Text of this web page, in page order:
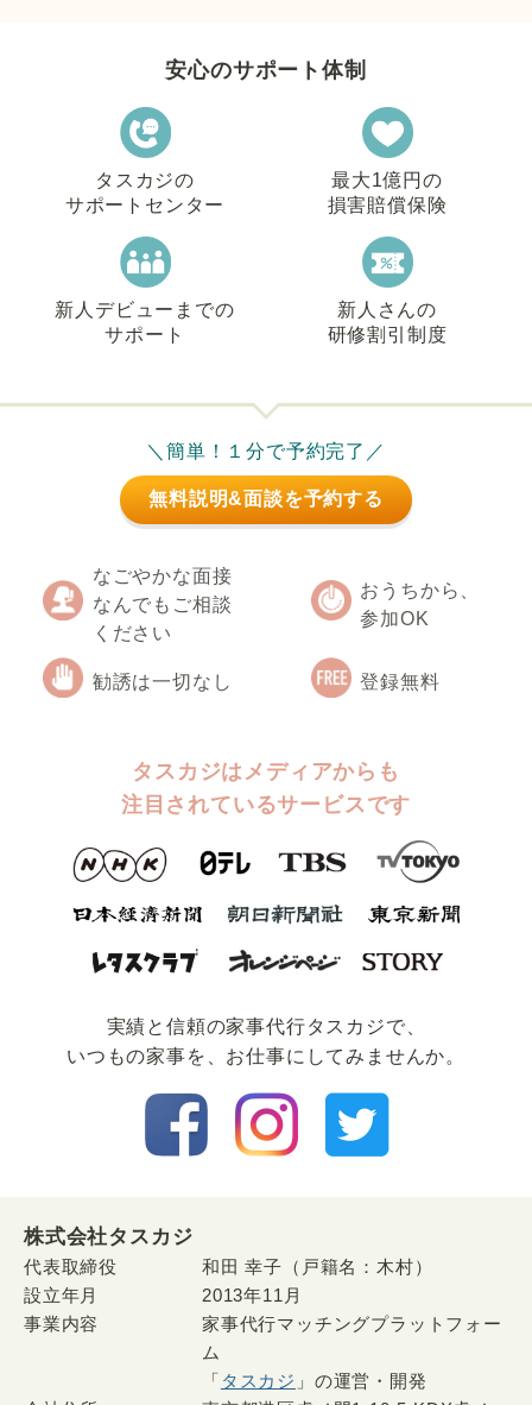
安心のサポート体制
タスカジの
サポートセンター
最大1億円の
損害賠償保険
新人デビューまでの
サポート
新人さんの
研修割引制度
＼簡単！１分で予約完了／
無料説明&面談を予約する
なごやかな面接
なんでもご相談
ください
おうちから、
参加OK
勧誘は一切なし 登録無料
タスカジはメディアからも
注目されているサービスです
実績と信頼の家事代⾏タスカジで、
いつもの家事を、お仕事にしてみませんか。
株式会社タスカジ
代表取締役
和田 幸子（戸籍名：木村）
設立年月
2013年11月
事業内容
家事代行マッチングプラットフォー
ム
「 タスカジ 」の運営・開発